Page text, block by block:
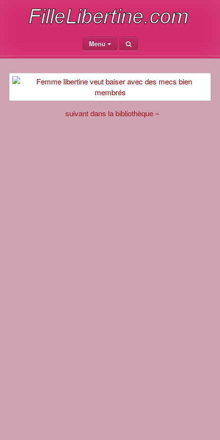
Menu
suivant dans la bibliothèque »